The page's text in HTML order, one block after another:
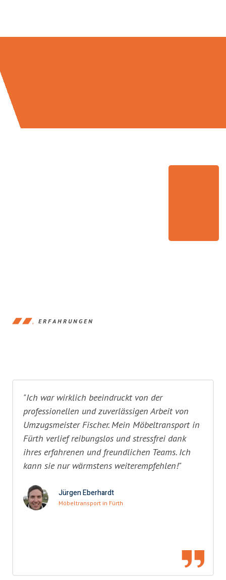
ERFAHRUNGEN
"Ich war wirklich beeindruckt von der
professionellen und zuverlässigen Arbeit von
Umzugsmeister Fischer. Mein Möbeltransport in
Fürth verlief reibungslos und stressfrei dank
ihres erfahrenen und freundlichen Teams. Ich
kann sie nur wärmstens weiterempfehlen!"
Jürgen Eberhardt
Möbeltransport in Fürth